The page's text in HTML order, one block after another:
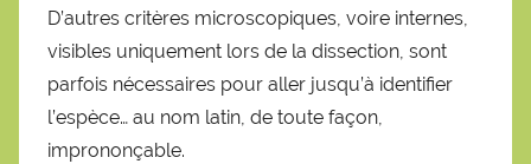
D’autres critères microscopiques, voire internes,
visibles uniquement lors de la dissection, sont
parfois nécessaires pour aller jusqu’à identifier
l’espèce… au nom latin, de toute façon,
imprononçable.